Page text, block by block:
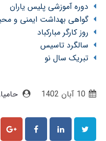
دوره آموزشی پلیس یاران
گواهی بهداشت ایمنی و محیط
روز کارگر مبارکباد
سالگرد تاسیس
تبریک سال نو
10 آبان 1402